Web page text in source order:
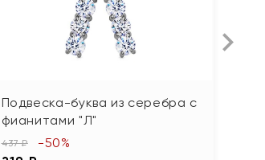
Подвеска-буква из серебра с
фианитами "Л"
437 ₽ -50%